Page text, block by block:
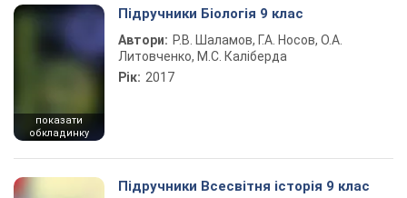
показати
обкладинку
Підручники Біологія 9 клас
Автори: Р.В. Шаламов, Г.А. Носов, О.А.
Литовченко, М.С. Каліберда
Рік: 2017
Підручники Всесвітня історія 9 клас